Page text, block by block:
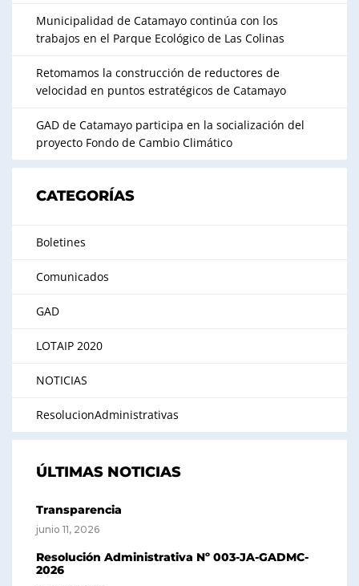
Municipalidad de Catamayo continúa con los
trabajos en el Parque Ecológico de Las Colinas
Retomamos la construcción de reductores de
velocidad en puntos estratégicos de Catamayo
GAD de Catamayo participa en la socialización del
proyecto Fondo de Cambio Climático
CATEGORÍAS
Boletines
Comunicados
GAD
LOTAIP 2020
NOTICIAS
ResolucionAdministrativas
ÚLTIMAS NOTICIAS
Transparencia
junio 11, 2026
Resolución Administrativa Nº 003-JA-GADMC-
2026